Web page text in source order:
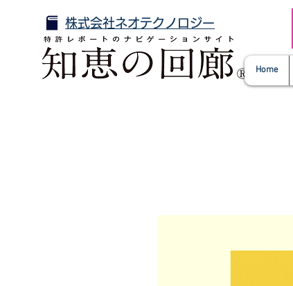
株式会社ネオテクノロジー
Home